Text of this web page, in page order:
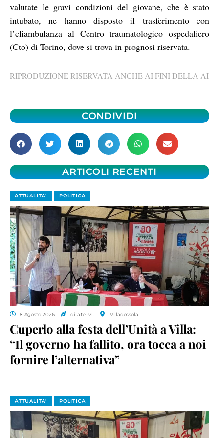
valutate le gravi condizioni del giovane, che è stato
intubato, ne hanno disposto il trasferimento con
l’eliambulanza al Centro traumatologico ospedaliero
(Cto) di Torino, dove si trova in prognosi riservata.
RIPRODUZIONE RISERVATA ANCHE AI FINI DELLA AI
CONDIVIDI
ARTICOLI RECENTI
ATTUALITA' POLITICA
8 Agosto 2026 di a.te.-v.l. Villadossola
Cuperlo alla festa dell’Unità a Villa:
“Il governo ha fallito, ora tocca a noi
fornire l’alternativa”
ATTUALITA' POLITICA